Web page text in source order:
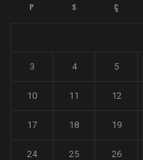
P S Ç
3 4 5
10 11 12
17 18 19
24 25 26